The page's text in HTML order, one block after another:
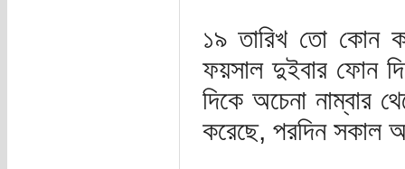
১৯ তারিখ তো কোন
ফয়সাল দুইবার ফোন
দিকে অচেনা
করেছে, পরদিন সকাল